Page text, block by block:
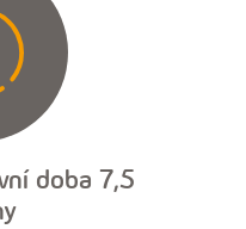
doba 7,5